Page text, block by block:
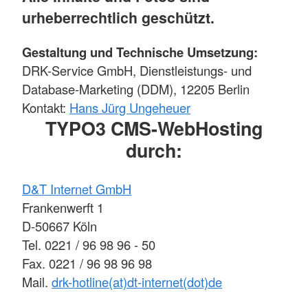
urheberrechtlich geschützt.
Gestaltung und Technische Umsetzung:
DRK-Service GmbH, Dienstleistungs- und
Database-Marketing (DDM), 12205 Berlin
Kontakt: Hans Jürg Ungeheuer
TYPO3 CMS-WebHosting
durch:
D&T Internet GmbH
Frankenwerft 1
D-50667 Köln
Tel. 0221 / 96 98 96 - 50
Fax. 0221 / 96 98 96 98
Mail. drk-hotline(at)dt-internet(dot)de